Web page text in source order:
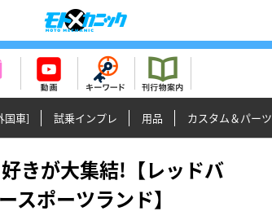
国車] 試乗インプレ 用品 カスタム＆パーツ
きが大集結!【レッドバ
スポーツランド】